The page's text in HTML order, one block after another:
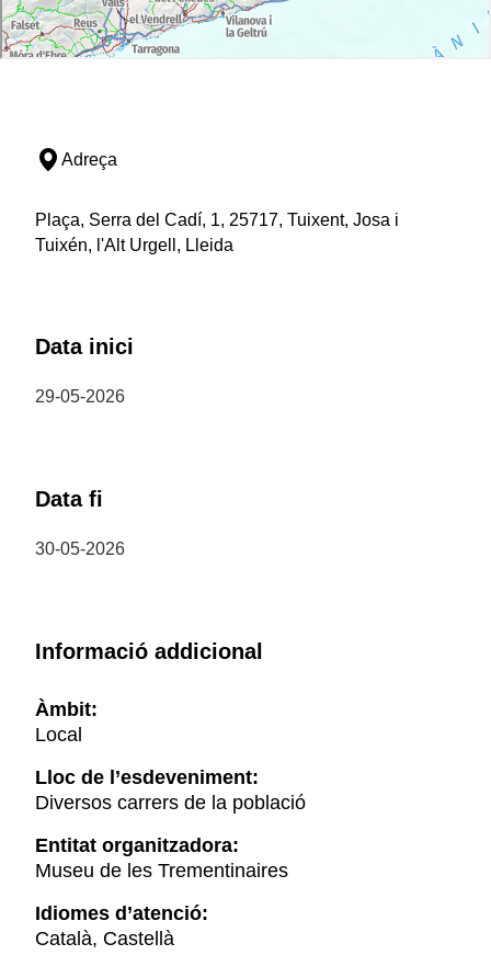
Adreça
Plaça, Serra del Cadí, 1, 25717, Tuixent, Josa i
Tuixén, l'Alt Urgell, Lleida
Data inici
29-05-2026
Data fi
30-05-2026
Informació addicional
Àmbit:
Local
Lloc de l’esdeveniment:
Diversos carrers de la població
Entitat organitzadora:
Museu de les Trementinaires
Idiomes d’atenció:
Català, Castellà